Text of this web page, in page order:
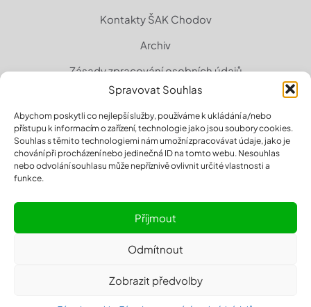
Spravovat Souhlas
Abychom poskytli co nejlepší služby, používáme k ukládání a/nebo
přístupu k informacím o zařízení, technologie jako jsou soubory cookies.
Souhlas s těmito technologiemi nám umožní zpracovávat údaje, jako je
chování při procházení nebo jedinečná ID na tomto webu. Nesouhlas
nebo odvolání souhlasu může nepříznivě ovlivnit určité vlastnosti a
funkce.
Příjmout
Odmítnout
Zobrazit předvolby
Kontakty ŠAK Chodov
Archiv
Zásady zpracování osobních údajů
Zásady cookies (EU)
© 2026 sakchodov.cz | All Rights Reserved | Powered by